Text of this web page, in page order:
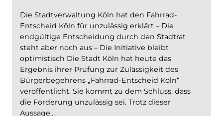
Die Stadtverwaltung Köln hat den Fahrrad-
Entscheid Köln für unzulässig erklärt – Die
endgültige Entscheidung durch den Stadtrat
steht aber noch aus – Die Initiative bleibt
optimistisch Die Stadt Köln hat heute das
Ergebnis ihrer Prüfung zur Zulässigkeit des
Bürgerbegehrens „Fahrrad-Entscheid Köln“
veröffentlicht. Sie kommt zu dem Schluss, dass
die Forderung unzulässig sei. Trotz dieser
Aussage…